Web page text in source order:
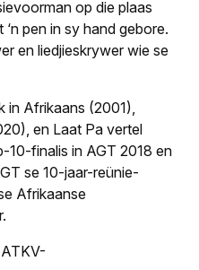
op die plaas
pen in sy hand gebore.
en liedjieskrywer wie se
in Afrikaans (2001),
en Laat Pa vertel
10-finalis in AGT 2018 en
se 10-jaar-reünie-
Afrikaanse